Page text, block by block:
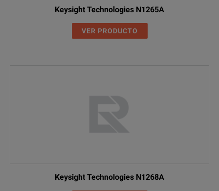
Keysight Technologies N1265A
VER PRODUCTO
Keysight Technologies N1268A